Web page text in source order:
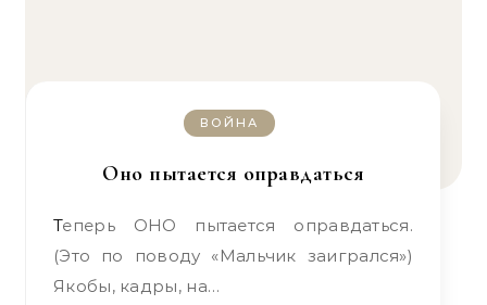
ВОЙНА
Оно пытается оправдаться
Теперь ОНО пытается оправдаться.
(Это по поводу «Мальчик заигрался»)
Якобы, кадры, на…